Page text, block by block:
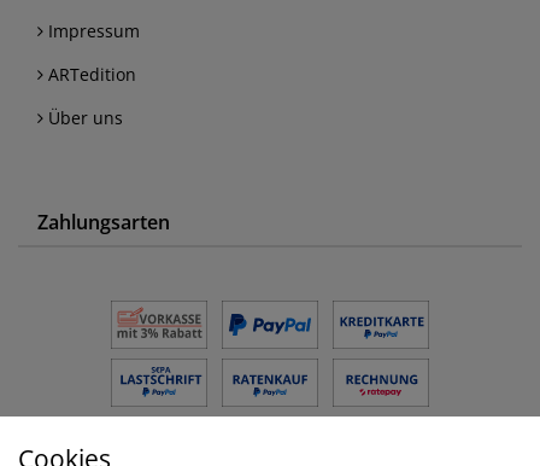
Impressum
ARTedition
Über uns
Zahlungsarten
Cookies